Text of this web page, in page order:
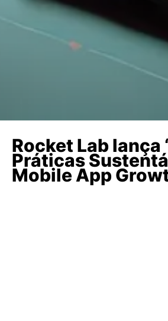
Rocket Lab lança
Práticas
Mobile App